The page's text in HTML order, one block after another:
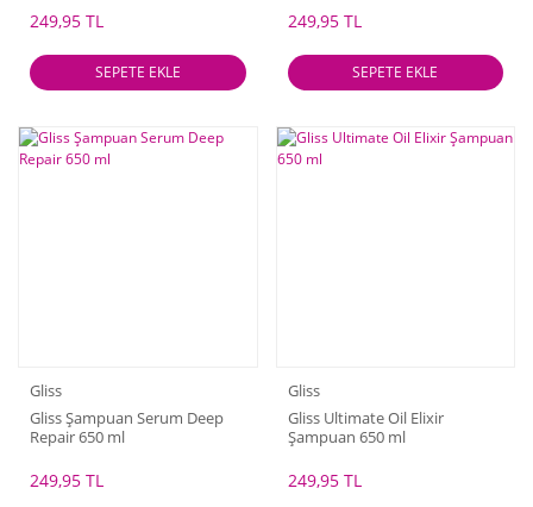
249,95 TL
SEPETE EKLE
249,95 TL
SEPETE EKLE
Gliss
Gliss Şampuan Serum Deep
Repair 650 ml
249,95 TL
Gliss
Gliss Ultimate Oil Elixir
Şampuan 650 ml
249,95 TL